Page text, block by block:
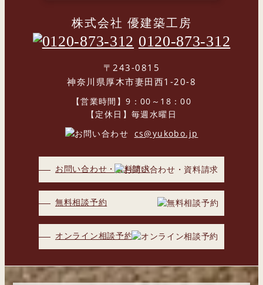
株式会社 優建築工房
0120-873-312
〒243-0815
神奈川県厚木市妻田西1-20-8
【営業時間】9：00～18：00
【定休日】毎週水曜日
cs@yukobo.jp
お問い合わせ・資料請求
無料相談予約
オンライン相談予約